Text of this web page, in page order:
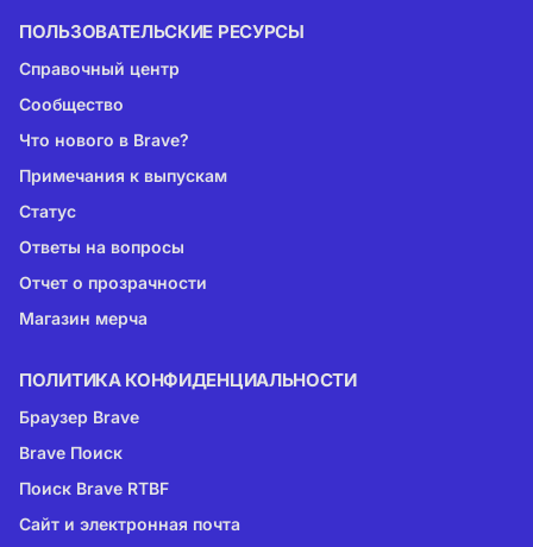
ПОЛЬЗОВАТЕЛЬСКИЕ РЕСУРСЫ
Справочный центр
Сообщество
Что нового в Brave?
Примечания к выпускам
Статус
Ответы на вопросы
Отчет о прозрачности
Магазин мерча
ПОЛИТИКА КОНФИДЕНЦИАЛЬНОСТИ
Браузер Brave
Brave Поиск
Поиск Brave RTBF
Сайт и электронная почта